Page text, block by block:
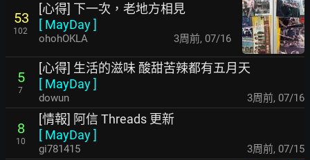
53
102
[心得] 下一次，老地方相見
[ MayDay]
ohohOKLA 3周前, 07/16
5
7
[心得] 生活的滋味 酸甜苦辣都有五月天
[ MayDay]
dowun 3周前, 07/16
8
10
[情報] 阿信 Threads 更新
[ MayDay]
gi781415 3周前, 07/15